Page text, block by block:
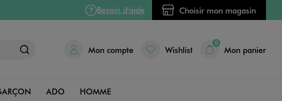
Besoin d'aide Choisir mon magasin
Mon compte Wishlist
0
Mon panier
ADO HOMME